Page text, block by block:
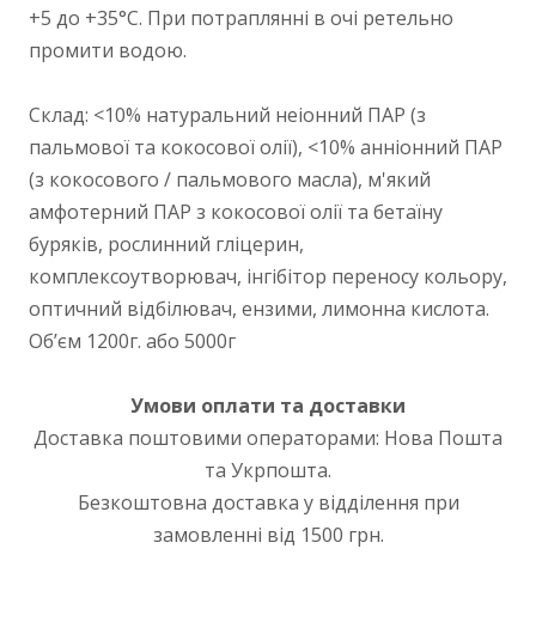
+5 до +35°С. При потраплянні в очі ретельно
промити водою.
Склад: <10% натуральний неіонний ПАР (з
пальмової та кокосової олії), <10% анніонний ПАР
(з кокосового / пальмового масла), м'який
амфотерний ПАР з кокосової олії та бетаїну
буряків, рослинний гліцерин,
комплексоутворювач, інгібітор переносу кольору,
оптичний відбілювач, ензими, лимонна кислота.
Обʼєм 1200г. або 5000г
Умови оплати та доставки
Доставка поштовими операторами: Нова Пошта
та Укрпошта.
Безкоштовна доставка у відділення при
замовленні від 1500 грн.